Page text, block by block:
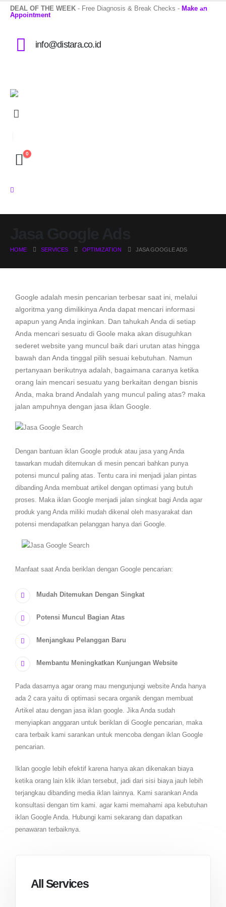
DEAL OF THE WEEK - Free Diagnosis & Break Checks - Make an
Appointment
info@distara.co.id
0
HOME SERVICES OPTIMIZATION JASA GOOGLE ADS
Google adalah mesin pencarian terbesar saat ini, melalui
algoritma yang dimilikinya Anda dapat mencari informasi
apapun yang Anda inginkan. Dan tahukah Anda di setiap
Anda mencari sesuatu di Goole maka akan disuguhkan
sederet website yang muncul baik dari urutan atas hingga
bawah dan Anda tinggal pilih sesuai kebutuhan. Namun
pertanyaan berikutnya adalah, bagaimana caranya ketika
orang lain mencari sesuatu yang berkaitan dengan bisnis
Anda, maka brand Andalah yang muncul paling atas? maka
jalan ampuhnya dengan jasa iklan Google.
Dengan bantuan iklan Google produk atau jasa yang Anda
tawarkan mudah ditemukan di mesin pencari bahkan punya
potensi muncul paling atas. Tentu cara ini menjadi jalan pintas
dibanding Anda membuat artikel dengan optimasi yang butuh
proses. Maka iklan Google menjadi jalan singkat bagi Anda agar
produk yang Anda miliki mudah dikenal oleh masyarakat dan
potensi mendapatkan pelanggan hanya dari Google.
Manfaat saat Anda beriklan dengan Google pencarian:
Mudah Ditemukan Dengan Singkat
Potensi Muncul Bagian Atas
Menjangkau Pelanggan Baru
Membantu Meningkatkan Kunjungan Website
Pada dasarnya agar orang mau mengunjungi website Anda hanya
ada 2 cara yaitu di optimasi secara organik dengan membuat
Artikel atau dengan jasa iklan google. Jika Anda sudah
menyiapkan anggaran untuk beriklan di Google pencarian, maka
cara terbaik kami sarankan untuk mencoba dengan iklan Google
pencarian.
Iklan google lebih efektif karena hanya akan dikenakan biaya
ketika orang lain klik iklan tersebut, jadi dari sisi biaya jauh lebih
terjangkau dibanding media iklan lainnya. Kami sarankan Anda
konsultasi dengan tim kami. agar kami memahami apa kebutuhan
iklan Google Anda. Hubungi kami sekarang dan dapatkan
penawaran terbaiknya.
All Services